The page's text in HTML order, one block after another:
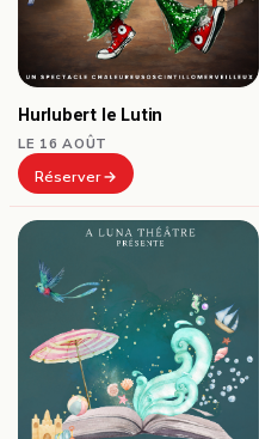
Hurlubert le Lutin
LE 16 AOÛT
Réserver